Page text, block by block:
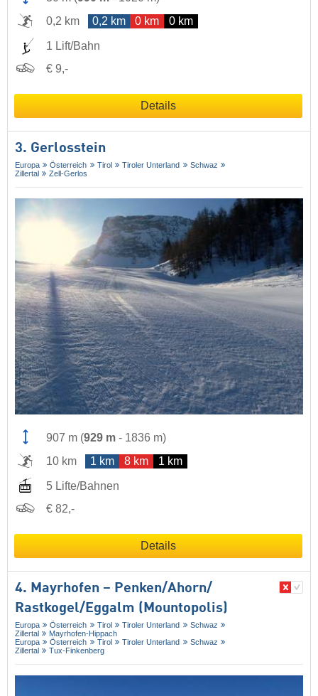
0,2 km
0,2 km 0 km 0 km
1 Lift/Bahn
€ 9,-
Details
3. Gerlosstein
Europa Österreich Tirol Tiroler Unterland
Schwaz
Zillertal
Zell-Gerlos
907 m (929 m - 1836 m)
10 km
1 km 8 km 1 km
5 Lifte/Bahnen
€ 82,-
Details
4. Mayrhofen – Penken/​Ahorn/​
Rastkogel/​Eggalm (Mountopolis)
Europa Österreich Tirol Tiroler Unterland
Schwaz
Zillertal
Mayrhofen-Hippach
Europa
Österreich Tirol Tiroler Unterland
Schwaz
Zillertal
Tux-Finkenberg